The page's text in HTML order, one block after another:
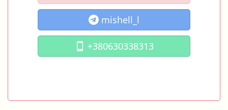
mishell_l
+380630338313